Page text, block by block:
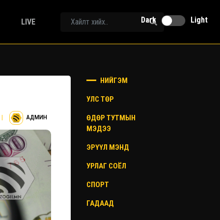
LIVE Dark Light
| АДМИН
НИЙГЭМ
УЛС ТӨР
ӨДӨР ТУТМЫН
МЭДЭЭ
ЭРҮҮЛ МЭНД
УРЛАГ СОЁЛ
СПОРТ
ГАДААД